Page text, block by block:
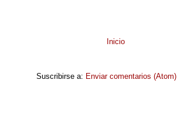
Inicio
Suscribirse a: Enviar comentarios (Atom)